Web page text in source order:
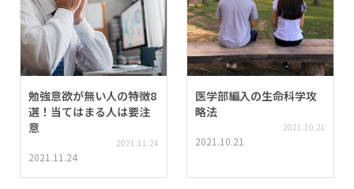
勉強意欲が無い人の特徴8
選！当てはまる人は要注
意
2021.11.24
2021.11.24
医学部編入の生命科学攻
略法
2021.10.21
2021.10.21